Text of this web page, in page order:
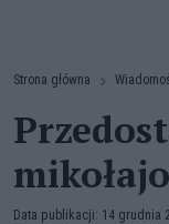
Strona główna
Data publikacji: 14 grudnia